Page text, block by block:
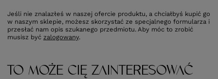
Jeśli nie znalazłeś w naszej ofercie produktu, a chciałbyś kupić go
w naszym sklepie, możesz skorzystać ze specjalnego formularza i
przesłać nam opis szukanego przedmiotu. Aby móc to zrobić
musisz być zalogowany.
TO MOŻE CIĘ ZAINTERESOWAĆ